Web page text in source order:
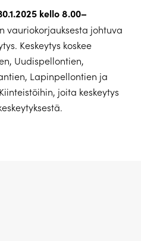
kello 8.00–
vauriokorjauksesta johtuva
Keskeytys koskee
Uudispellontien,
Lapinpellontien ja
joita keskeytys